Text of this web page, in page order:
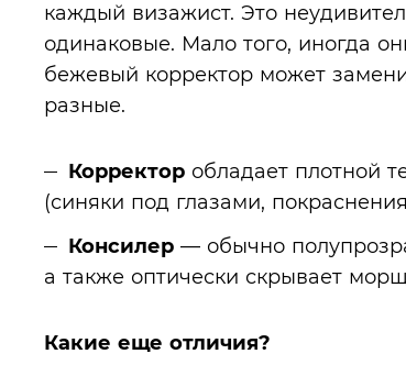
каждый визажист. Это
одинаковые. Мало того, иногда
бежевый корректор может
разные.
Корректор обладает плотной
(синяки под глазами,
Консилер — обычно
а также оптически скрывает
Какие еще отличия?